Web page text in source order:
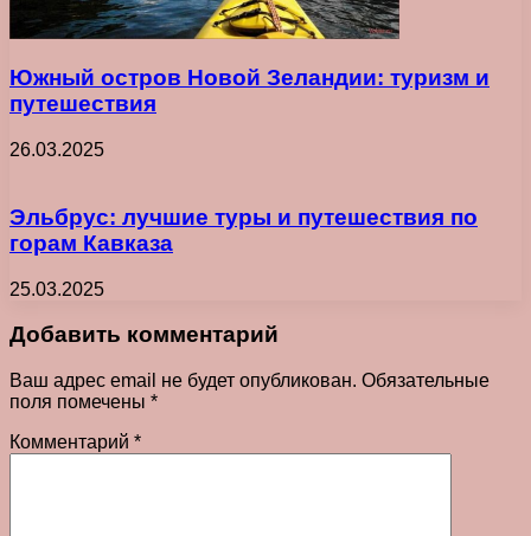
Южный остров Новой Зеландии: туризм и
путешествия
26.03.2025
Эльбрус: лучшие туры и путешествия по
горам Кавказа
25.03.2025
Добавить комментарий
Ваш адрес email не будет опубликован. Обязательные
поля помечены *
Комментарий *